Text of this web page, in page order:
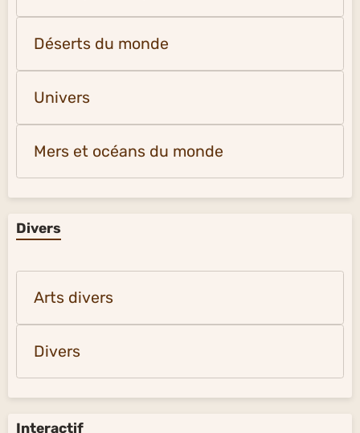
Déserts du monde
Univers
Mers et océans du monde
Divers
Arts divers
Divers
Interactif